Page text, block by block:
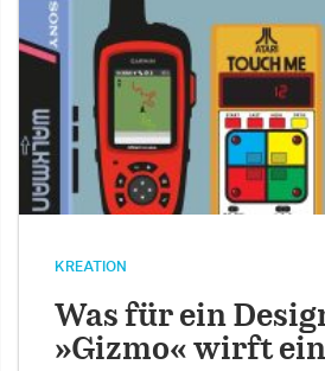
KREATION
Was für ein
»Gizmo« wirft